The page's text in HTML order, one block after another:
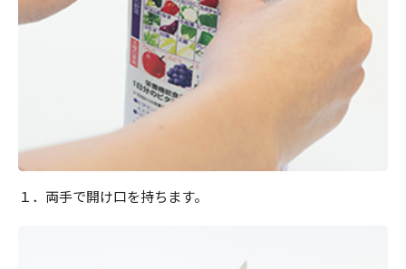
１．両手で開け口を持ちます。